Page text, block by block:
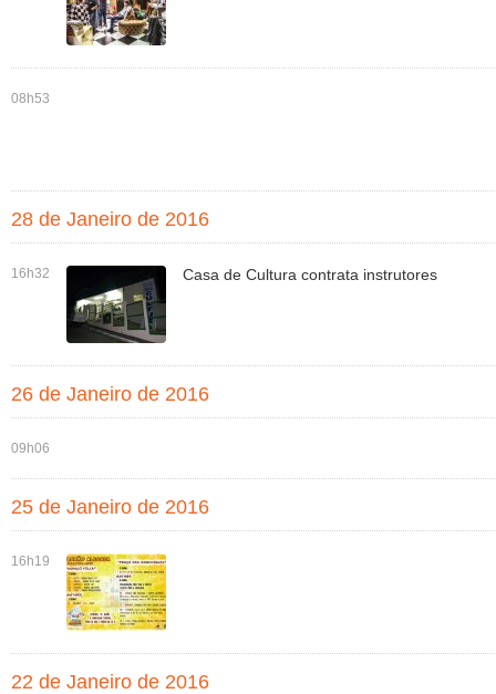
08h53
28 de Janeiro de 2016
16h32 Casa de Cultura contrata instrutores
26 de Janeiro de 2016
09h06
25 de Janeiro de 2016
16h19
22 de Janeiro de 2016